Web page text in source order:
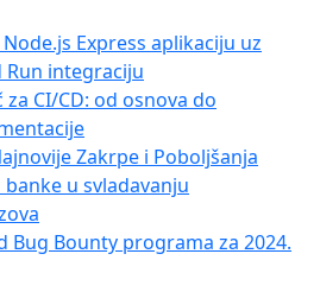
Express aplikaciju uz
Run integraciju
CI/CD: od osnova do
Zakrpe i Poboljšanja
u svladavanju
Bug Bounty programa za 2024.